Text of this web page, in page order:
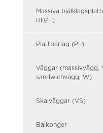
Massiva
RD/F)
Plattbärlag (PL)
Väggar (massivvägg,
sandwichvägg, W)
Skalväggar (VS)
Balkonger